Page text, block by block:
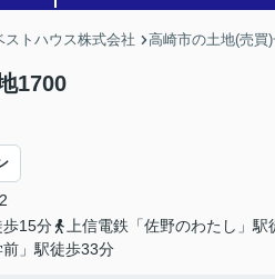
トハウス株式会社 高崎市の土地(売買)
1700
歩15分
上信電鉄「佐野のわたし」駅
前」駅徒歩33分